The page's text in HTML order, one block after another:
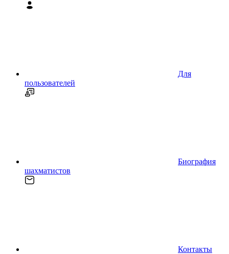
Для
пользователей
Биография
шахматистов
Контакты